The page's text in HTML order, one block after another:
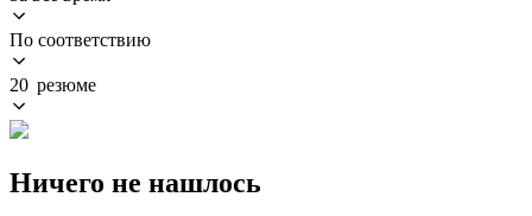
По соответствию
20 резюме
Ничего не нашлось